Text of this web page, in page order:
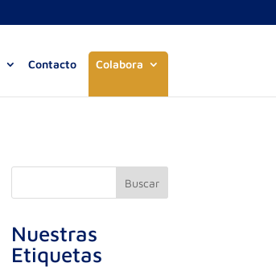
Contacto Colabora
Buscar
Nuestras
Etiquetas